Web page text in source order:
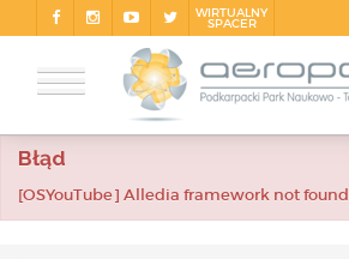
WIRTUALNY
SPACER
Błąd
[OSYouTube] Alledia framework not found